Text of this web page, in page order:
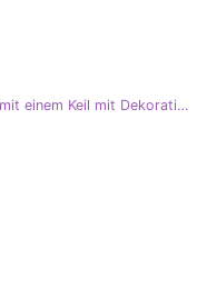
ARTIKER Leder lackierte Frauensandalen mit einem Keil mit Dekoration Artker 56C1564 Schwarz